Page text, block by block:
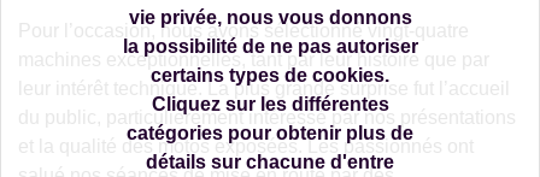
Pour l’occasion, nous avons sélectionné vingt-quatre
machines exceptionnelles, tant par leur histoire que par
leur intérêt technique. La plus grande surprise fut l’accueil
du public, particulièrement intéressé par nos présentations
et la qualité des motos exposées. Les passionnés ont
vie privée, nous vous donnons
la possibilité de ne pas autoriser
certains types de cookies.
Cliquez sur les différentes
catégories pour obtenir plus de
détails sur chacune d'entre